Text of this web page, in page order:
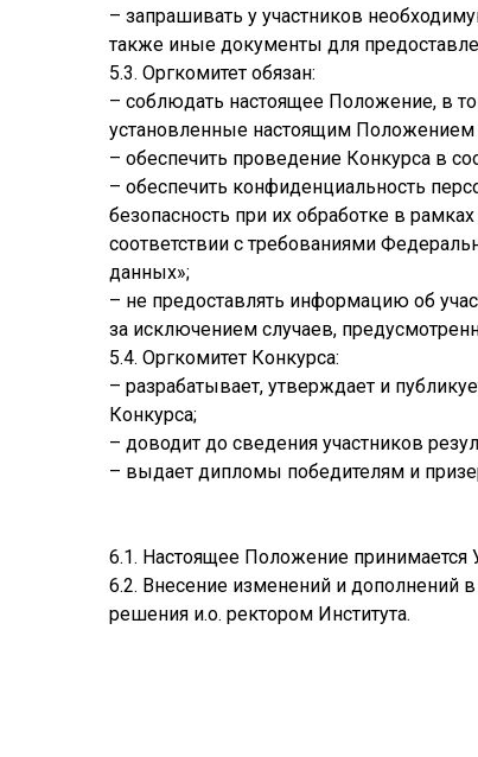
– запрашивать у участников
также иные документы для
5.3. Оргкомитет обязан:
– соблюдать настоящее Положение, в
установленные настоящим Положением
– обеспечить проведение Конкурса в
– обеспечить конфиденциальность
безопасность при их обработке в
соответствии с требованиями
данных»;
– не предоставлять информацию об
за исключением случаев,
5.4. Оргкомитет Конкурса:
– разрабатывает, утверждает и
Конкурса;
– доводит до сведения участников
– выдает дипломы победителям и
6.1. Настоящее Положение принимается
6.2. Внесение изменений и дополнений
решения и.о. ректором Института.